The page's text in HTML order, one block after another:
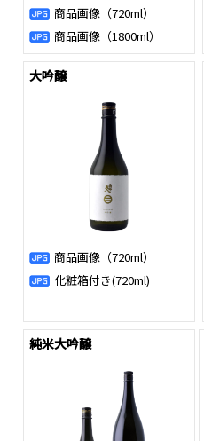
商品画像（720ml）
商品画像（1800ml）
大吟醸
商品画像（720ml）
化粧箱付き(720ml)
純米大吟醸